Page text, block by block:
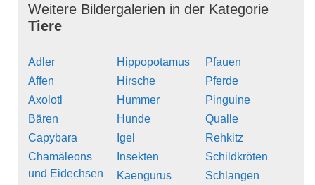
Weitere Bildergalerien in der Kategorie
Tiere
Adler
Affen
Axolotl
Bären
Capybara
Chamäleons
und Eidechsen
Hippopotamus
Hirsche
Hummer
Hunde
Igel
Insekten
Kaengurus
Pfauen
Pferde
Pinguine
Qualle
Rehkitz
Schildkröten
Schlangen